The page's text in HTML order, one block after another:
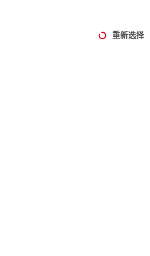
重新选择